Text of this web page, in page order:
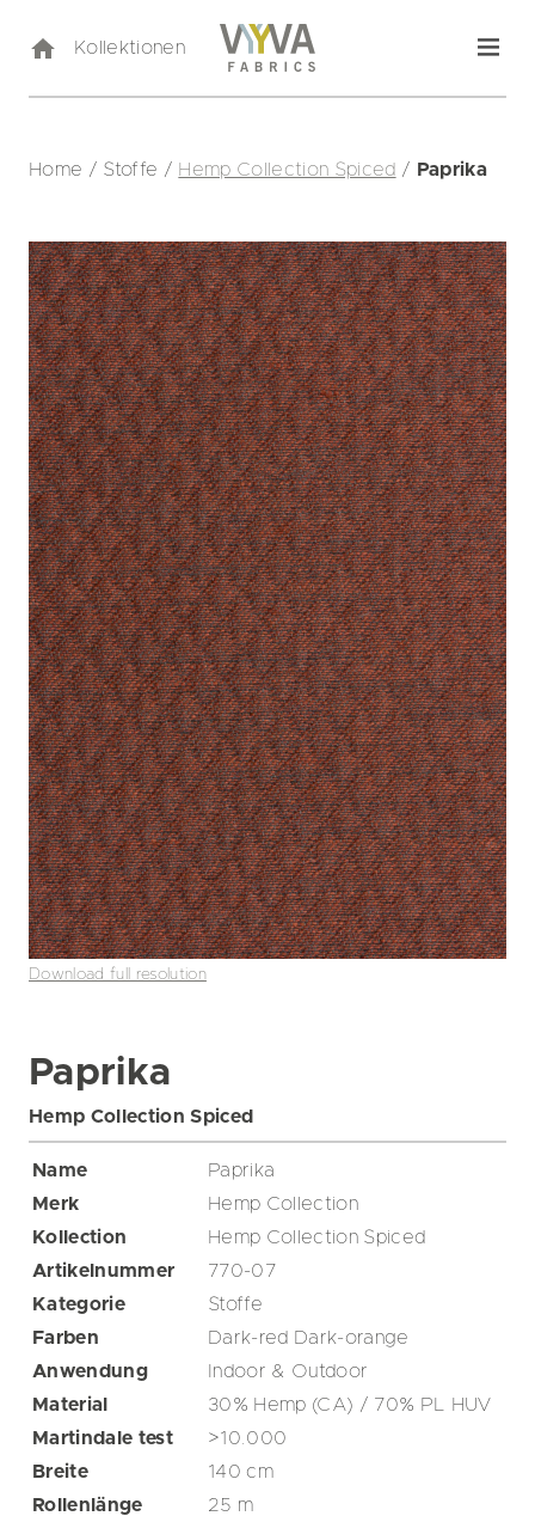
Kollektionen
Home / Stoffe / Hemp Collection Spiced / Paprika
Download full resolution
Paprika
Hemp Collection Spiced
Name
Paprika
Merk
Hemp Collection
Kollection
Hemp Collection Spiced
Artikelnummer
770-07
Kategorie
Stoffe
Farben
Dark-red Dark-orange
Anwendung
Indoor & Outdoor
Material
30% Hemp (CA) / 70% PL HUV
Martindale test
>10.000
Breite
140cm
Rollenlänge
25 m